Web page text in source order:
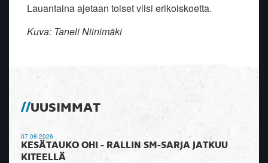
Lauantaina ajetaan toiset viisi erikoiskoetta.
Kuva: Taneli Niinimäki
UUSIMMAT
07.08.2026
KESÄTAUKO OHI - RALLIN SM-SARJA JATKUU
KITEELLÄ